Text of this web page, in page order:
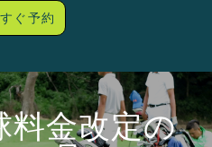
ぐ予約
料金改定の